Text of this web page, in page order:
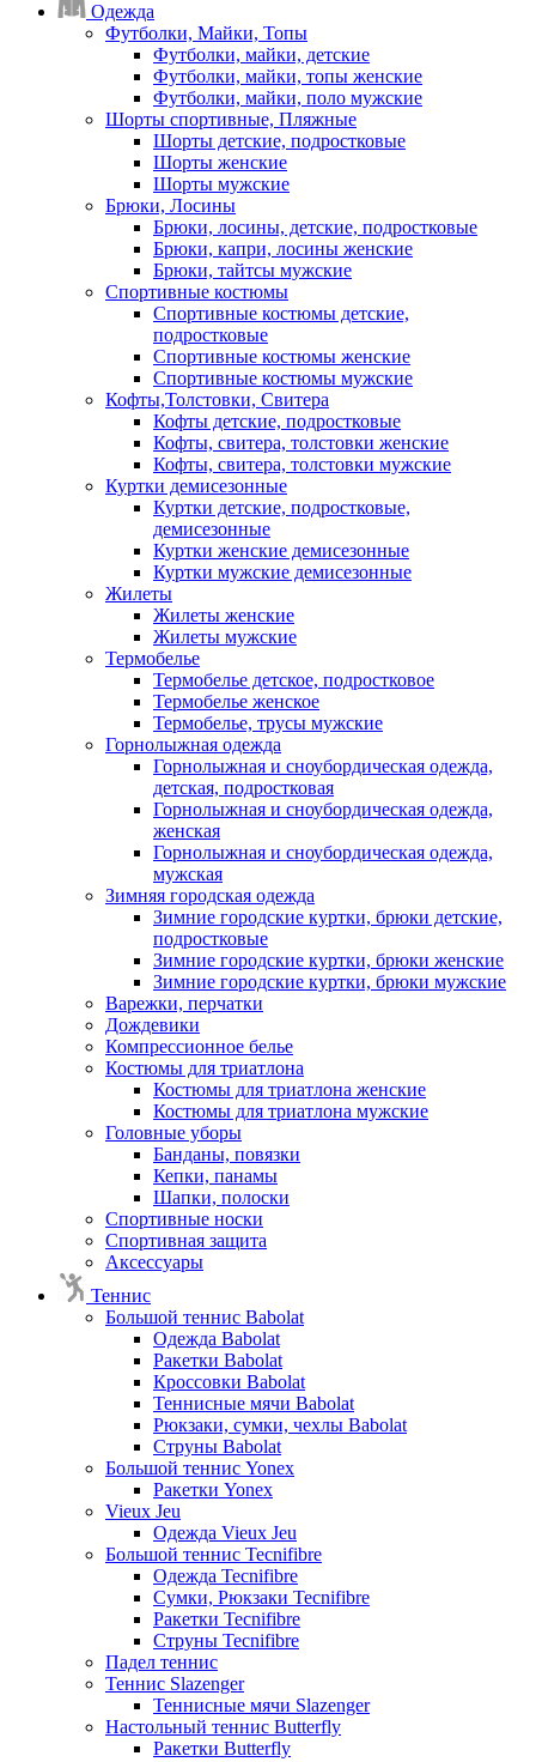
Одежда
Футболки, Майки, Топы
Футболки, майки, детские
Футболки, майки, топы женские
Футболки, майки, поло мужские
Шорты спортивные, Пляжные
Шорты детские, подростковые
Шорты женские
Шорты мужские
Брюки, Лосины
Брюки, лосины, детские, подростковые
Брюки, капри, лосины женские
Брюки, тайтсы мужские
Спортивные костюмы
Спортивные костюмы детские,
подростковые
Спортивные костюмы женские
Спортивные костюмы мужские
Кофты,Толстовки, Свитера
Кофты детские, подростковые
Кофты, свитера, толстовки женские
Кофты, свитера, толстовки мужские
Куртки демисезонные
Куртки детские, подростковые,
демисезонные
Куртки женские демисезонные
Куртки мужские демисезонные
Жилеты
Жилеты женские
Жилеты мужские
Термобелье
Термобелье детское, подростковое
Термобелье женское
Термобелье, трусы мужские
Горнолыжная одежда
Горнолыжная и сноубордическая одежда,
детская, подростковая
Горнолыжная и сноубордическая одежда,
женская
Горнолыжная и сноубордическая одежда,
мужская
Зимняя городская одежда
Зимние городские куртки, брюки детские,
подростковые
Зимние городские куртки, брюки женские
Зимние городские куртки, брюки мужские
Варежки, перчатки
Дождевики
Компрессионное белье
Костюмы для триатлона
Костюмы для триатлона женские
Костюмы для триатлона мужские
Головные уборы
Банданы, повязки
Кепки, панамы
Шапки, полоски
Спортивные носки
Спортивная защита
Аксессуары
Теннис
Большой теннис Babolat
Одежда Babolat
Ракетки Babolat
Кроссовки Babolat
Теннисные мячи Babolat
Рюкзаки, сумки, чехлы Babolat
Струны Babolat
Большой теннис Yonex
Ракетки Yonex
Vieux Jeu
Одежда Vieux Jeu
Большой теннис Tecnifibre
Одежда Tecnifibre
Сумки, Рюкзаки Tecnifibre
Ракетки Tecnifibre
Струны Tecnifibre
Падел теннис
Теннис Slazenger
Теннисные мячи Slazenger
Настольный теннис Butterfly
Ракетки Butterfly